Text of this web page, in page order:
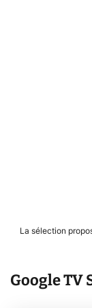
La sélection
Google TV